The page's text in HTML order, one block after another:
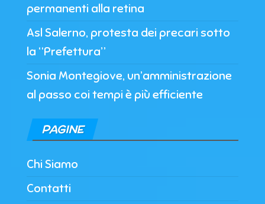
permanenti alla retina
Asl Salerno, protesta dei precari sotto
la “Prefettura”
Sonia Montegiove, un’amministrazione
al passo coi tempi è più efficiente
PAGINE
Chi Siamo
Contatti